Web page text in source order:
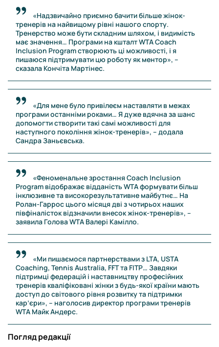
«Надзвичайно приємно бачити більше жінок-
тренерів на найвищому рівні нашого спорту.
Тренерство може бути складним шляхом, і видимість
має значення… Програми на кшталт WTA Coach
Inclusion Program створюють ці можливості, і я
пишаюся підтримувати цю роботу як ментор», –
сказала Кончіта Мартінес.
«Для мене було привілеєм наставляти в межах
програми останніми роками… Я дуже вдячна за шанс
допомогти створити такі самі можливості для
наступного покоління жінок-тренерів», – додала
Сандра Заньєвська.
«Феноменальне зростання Coach Inclusion
Program відображає відданість WTA формувати більш
інклюзивне та високорезультативне майбутнє… На
Ролан-Гаррос цього місяця дві з чотирьох наших
півфіналісток відзначили внесок жінок-тренерів», –
заявила Голова WTA Валері Камілло.
«Ми пишаємося партнерствами з LTA, USTA
Coaching, Tennis Australia, FFT та FITP… Завдяки
підтримці федерацій і наставництву професійних
тренерів кваліфіковані жінки з будь-якої країни мають
доступ до світового рівня розвитку та підтримки
кар’єри», – наголосив директор програми тренерів
WTA Майк Андерс.
Погляд редакції